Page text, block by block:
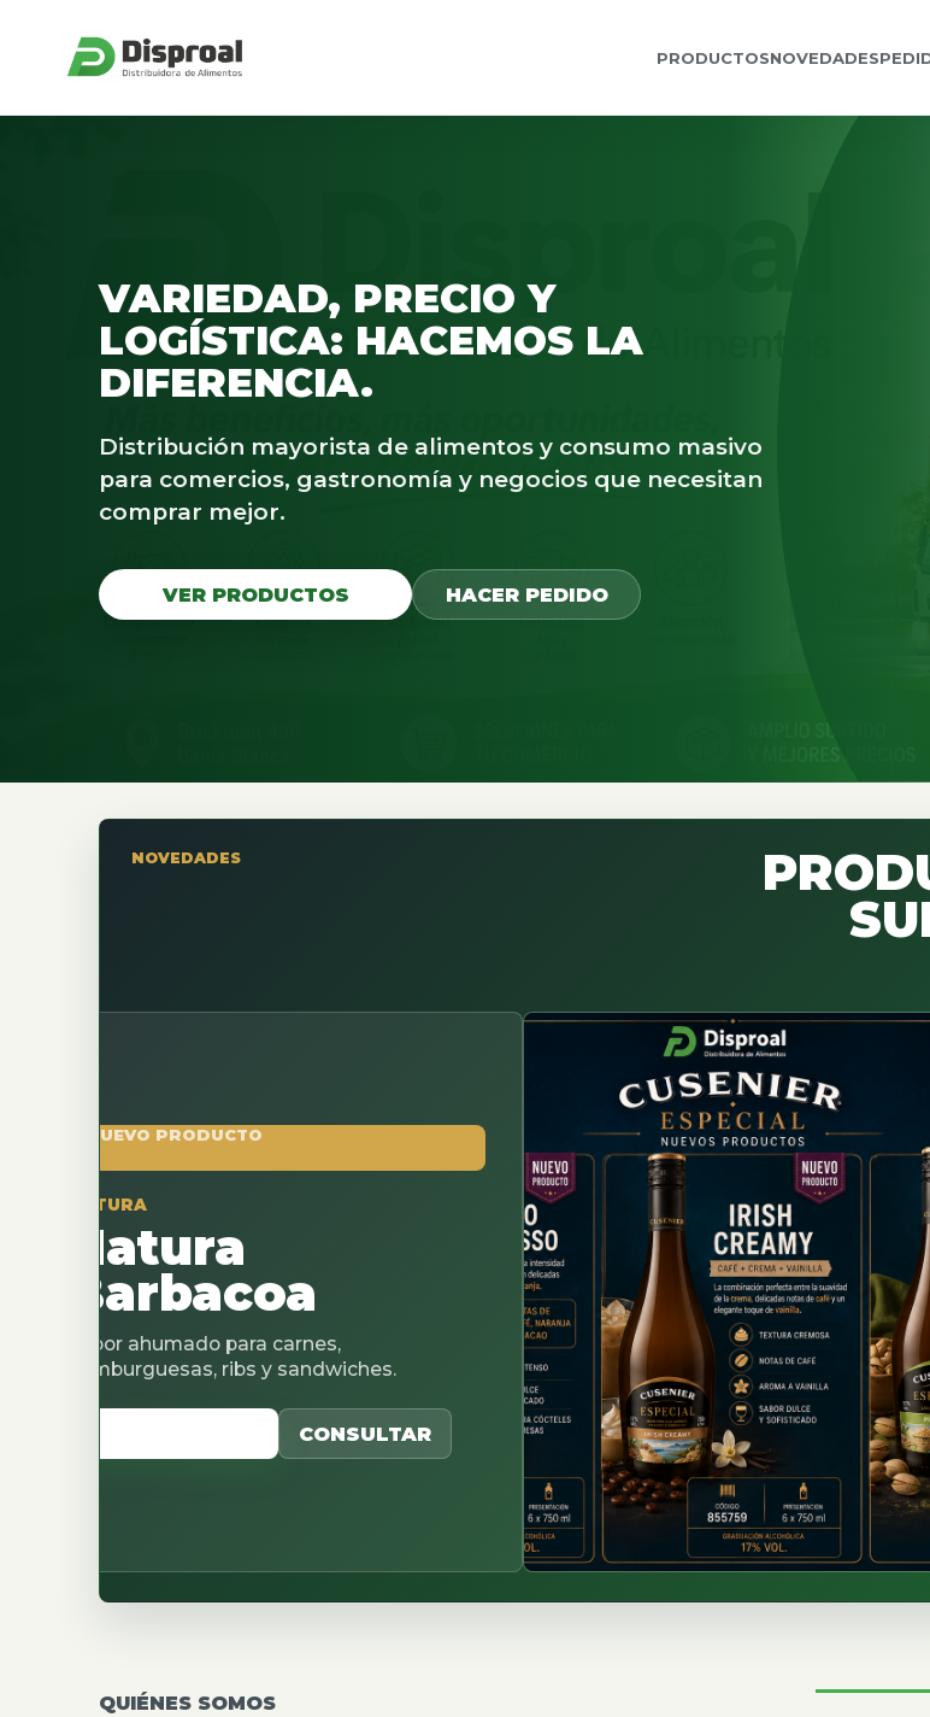
PRODUCTOSNOVEDADES
VARIEDAD, PRECIO Y
LOGÍSTICA: HACEMOS LA
DIFERENCIA.
Distribución mayorista de alimentos y consumo masivo
para comercios, gastronomía y negocios que necesitan
comprar mejor.
VER PRODUCTOS HACER PEDIDO
NOVEDADES
PRODUCTO
para carnes,
ribs y sandwiches.
y
VER
QUIÉNES SOMOS